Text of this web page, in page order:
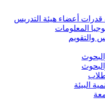
قدرات أعضاء هيئة التدريس
المعلومات
والتقويم
البيئة